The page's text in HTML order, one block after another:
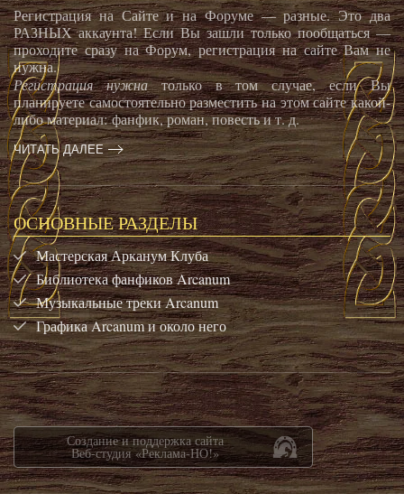
Регистрация на Сайте и на Форуме — разные. Это два
РАЗНЫХ аккаунта! Если Вы зашли только пообщаться —
проходите сразу на Форум, регистрация на сайте Вам не
нужна.
Регистрация нужнатолько в том случае, если Вы
планируете самостоятельно разместить на этом сайте какой-
либо материал: фанфик, роман, повесть и т. д.
ЧИТАТЬ ДАЛЕЕ
ОСНОВНЫЕ РАЗДЕЛЫ
Мастерская Арканум Клуба
Библиотека фанфиков Arcanum
Музыкальные треки Arcanum
Графика Arcanum и около него
Создание и поддержка сайта
Веб-студия «Реклама-НО!»